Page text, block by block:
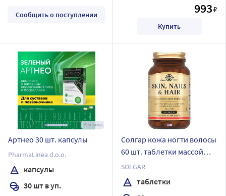
Сообщить о поступлении 993₽
Купить
Реклама
Артнео 30 шт. капсулы
PharmaLinea d.o.o.
капсулы
30 шт в уп.
Солгар кожа ногти волосы
60 шт. таблетки массой
1390,8 мг
SOLGAR
таблетки